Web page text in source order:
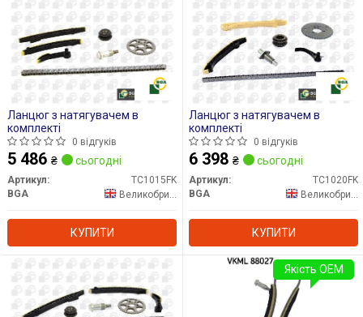
Ланцюг з натягувачем в
комплекті
0 відгуків
5 486 ₴ сьогодні
Артикул:
TC1015FK
BGA
Великобританія
КУПИТИ
Ланцюг з натягувачем в
комплекті
0 відгуків
6 398 ₴ сьогодні
Артикул:
TC1020FK
BGA
Великобританія
КУПИТИ
Якість OEM